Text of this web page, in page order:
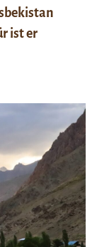
ist er